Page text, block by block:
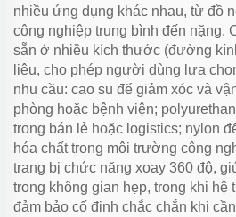
nhiều ứng dụng khác nhau, từ đồ
công nghiệp trung bình đến nặng.
sẵn ở nhiều kích thước (đường
liệu, cho phép người dùng lựa
nhu cầu: cao su để giảm xóc và
phòng hoặc bệnh viện;
trong bán lẻ hoặc logistics; nylon
hóa chất trong môi trường công
trang bị chức năng xoay 360 độ,
trong không gian hẹp, trong khi hệ
đảm bảo cố định chắc chắn khi